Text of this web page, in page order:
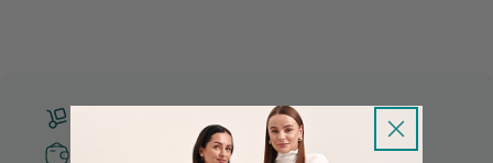
Бесплатная доставка от 3000 UAH
Безопасные способы оплаты